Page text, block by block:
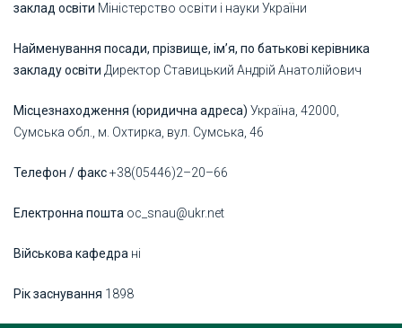
заклад освіти Міністерство освіти і науки України
Найменування посади, прізвище, ім’я, по батькові керівника
закладу освіти Директор Ставицький Андрій Анатолійович
Місцезнаходження (юридична адреса) Україна, 42000,
Сумська обл., м. Охтирка, вул. Сумська, 46
Телефон / факс+38(05446)2–20–66
Електронна пошта oc_snau@ukr.net
Військова кафедра ні
Рік заснування 1898